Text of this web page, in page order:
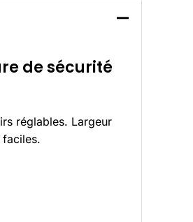
de sécurité
réglables. Largeur